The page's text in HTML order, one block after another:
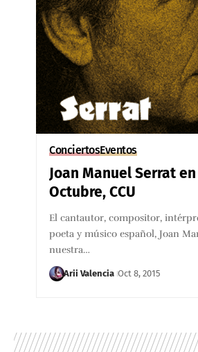
ConciertosEventos
Joan Manuel Serrat
Octubre, CCU
El cantautor, compositor,
poeta y músico español, Joan
nuestra…
Arii Valencia Oct 8, 2015